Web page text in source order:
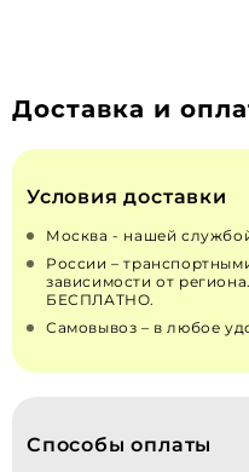
Доставка и
Условия доставки
Москва - нашей
России –
зависимости от
БЕСПЛАТНО.
Самовывоз – в любое
Способы оплаты